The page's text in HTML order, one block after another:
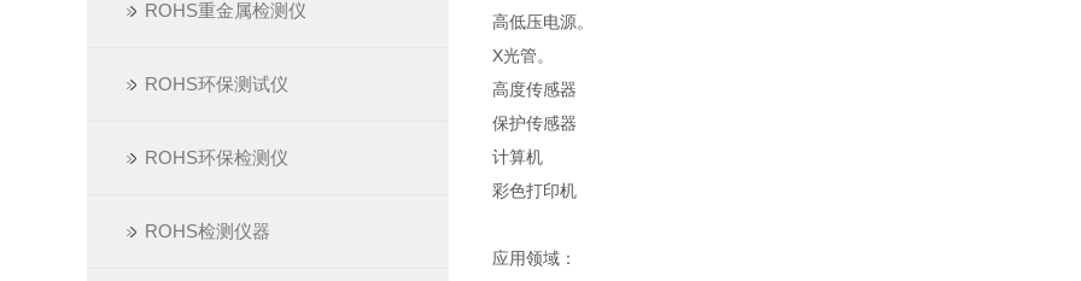
ROHS重金属检测仪
ROHS环保测试仪
ROHS环保检测仪
ROHS检测仪器
高低压电源。
X光管。
高度传感器
保护传感器
计算机
彩色打印机
应用领域：